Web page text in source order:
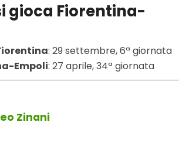
gioca Fiorentina-
: 29 settembre, 6ª giornata
Empoli: 27 aprile, 34ª giornata
Zinani